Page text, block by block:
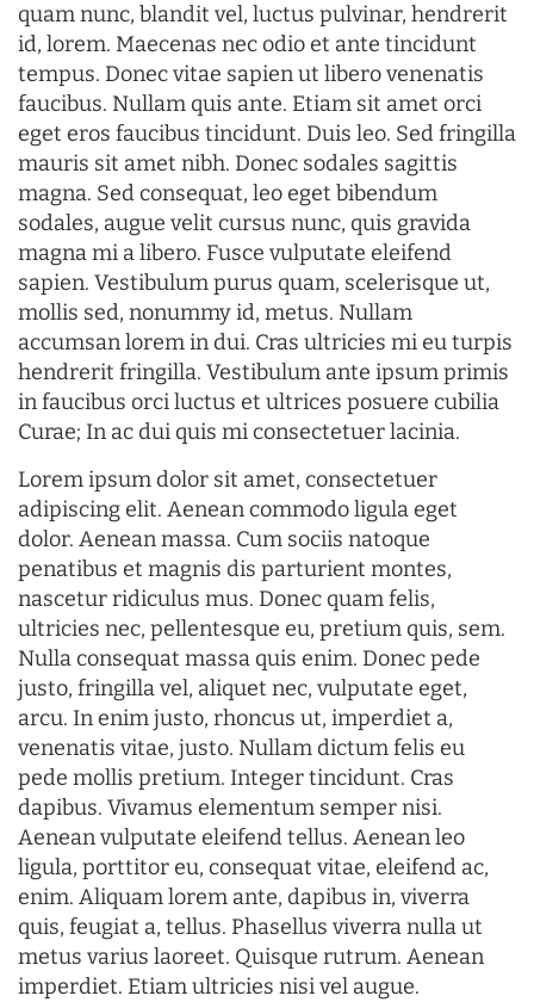
quam nunc, blandit vel, luctus pulvinar, hendrerit
id, lorem. Maecenas nec odio et ante tincidunt
tempus. Donec vitae sapien ut libero venenatis
faucibus. Nullam quis ante. Etiam sit amet orci
eget eros faucibus tincidunt. Duis leo. Sed fringilla
mauris sit amet nibh. Donec sodales sagittis
magna. Sed consequat, leo eget bibendum
sodales, augue velit cursus nunc, quis gravida
magna mi a libero. Fusce vulputate eleifend
sapien. Vestibulum purus quam, scelerisque ut,
mollis sed, nonummy id, metus. Nullam
accumsan lorem in dui. Cras ultricies mi eu turpis
hendrerit fringilla. Vestibulum ante ipsum primis
in faucibus orci luctus et ultrices posuere cubilia
Curae; In ac dui quis mi consectetuer lacinia.
Lorem ipsum dolor sit amet, consectetuer
adipiscing elit. Aenean commodo ligula eget
dolor. Aenean massa. Cum sociis natoque
penatibus et magnis dis parturient montes,
nascetur ridiculus mus. Donec quam felis,
ultricies nec, pellentesque eu, pretium quis, sem.
Nulla consequat massa quis enim. Donec pede
justo, fringilla vel, aliquet nec, vulputate eget,
arcu. In enim justo, rhoncus ut, imperdiet a,
venenatis vitae, justo. Nullam dictum felis eu
pede mollis pretium. Integer tincidunt. Cras
dapibus. Vivamus elementum semper nisi.
Aenean vulputate eleifend tellus. Aenean leo
ligula, porttitor eu, consequat vitae, eleifend ac,
enim. Aliquam lorem ante, dapibus in, viverra
quis, feugiat a, tellus. Phasellus viverra nulla ut
metus varius laoreet. Quisque rutrum. Aenean
imperdiet. Etiam ultricies nisi vel augue.